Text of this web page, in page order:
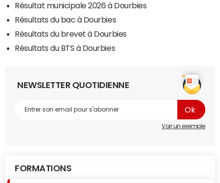
Résultat municipale 2026 à Dourbies
Résultats du bac à Dourbies
Résultats du brevet à Dourbies
Résultats du BTS à Dourbies
NEWSLETTER QUOTIDIENNE
Voir un exemple
FORMATIONS